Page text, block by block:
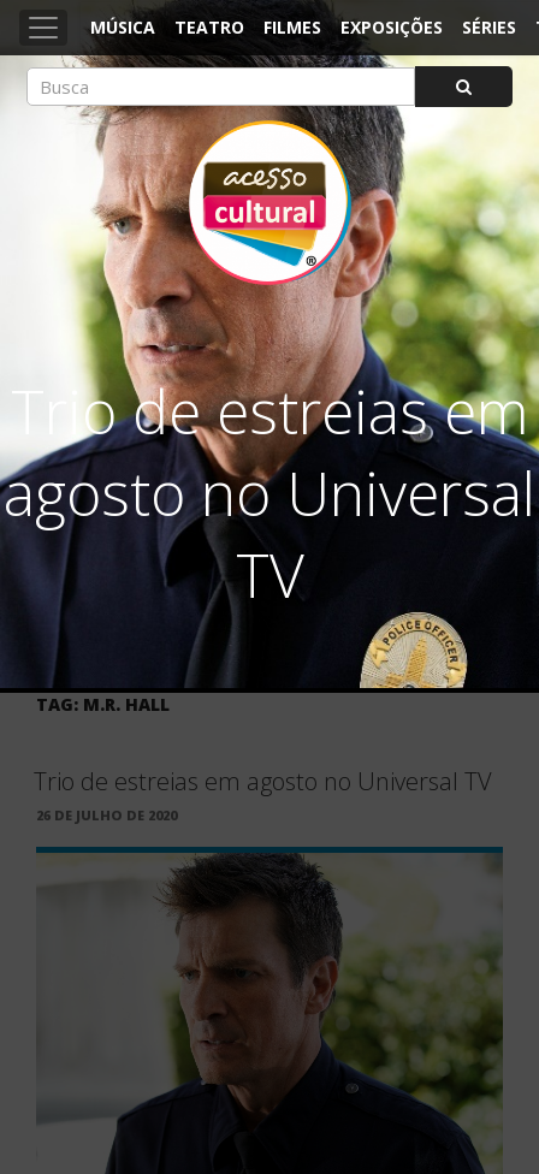
MÚSICA TEATRO FILMES EXPOSIÇÕES SÉRIES
ACESSO CULTURAL
Arte, Cultura Pop e Entretenimento
Trio de estreias em
agosto no Universal
TV
TAG: M.R. HALL
Trio de estreias em agosto no Universal TV
PUBLICADO
26 DE JULHO DE 2020